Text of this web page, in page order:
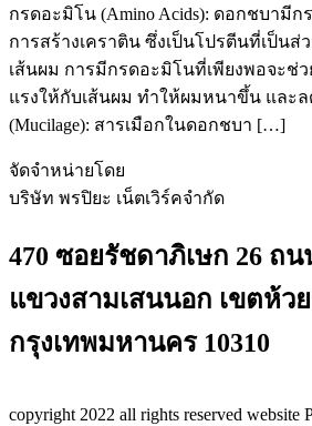
กรดอะมิโน (Amino Acids): ดอกชบามี
การสร้างเคราติน ซึ่งเป็นโปรตีนที่เป็น
เส้นผม การมีกรดอะมิโนที่เพียงพอจะช่
แรงให้กับเส้นผม ทำให้ผมหนาขึ้น และล
(Mucilage): สารเมือกในดอกชบา […]
จัดจำหน่ายโดย
บริษัท พรปิยะ เน็ตเวิร์คจำกัด
470 ซอยรัชดาภิเษก 26 ถ
แขวงสามเสนนอก เขตห้ว
กรุงเทพมหานคร 10310
copyright 2022 all rights reserved